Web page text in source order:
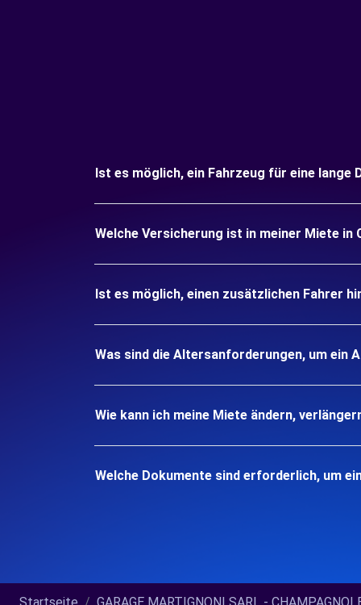
Ist es möglich, ein Fahrzeug für eine lange
Welche Versicherung ist in meiner Miete in
Ist es möglich, einen zusätzlichen Fahrer
Was sind die Altersanforderungen, um ein
Wie kann ich meine Miete ändern,
Welche Dokumente sind erforderlich, um